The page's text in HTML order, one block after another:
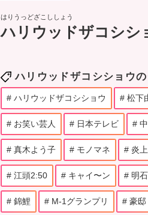
はりうっどざこししょう
ハリウッドザコシシ
ハリウッドザコシショウ
ハリウッドザコシショウ 松下
お笑い芸人 日本テレビ
真木よう子 モノマネ 炎上
江頭2:50 キャイ〜ン 明
錦鯉 M-1グランプリ 豪邸